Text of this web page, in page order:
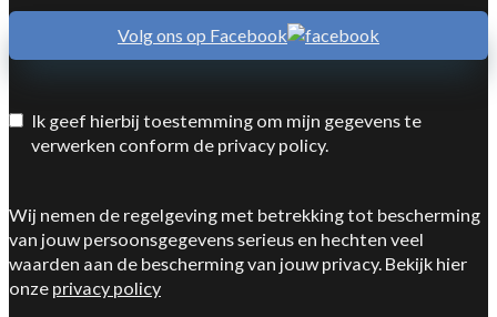
Volg ons op Facebook
Ik geef hierbij toestemming om mijn gegevens te
verwerken conform de privacy policy.
Wij nemen de regelgeving met betrekking tot bescherming
van jouw persoonsgegevens serieus en hechten veel
waarden aan de bescherming van jouw privacy. Bekijk hier
onze privacy policy